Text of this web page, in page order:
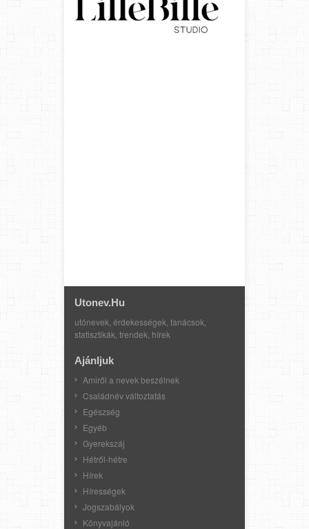
Utonev.hu
utónevek, érdekességek, tanácsok,
statisztikák, trendek, hírek
Ajánljuk
Amiről a nevek beszélnek
Családnév változtatás
Egészség
Egyéb
Gyerekszáj
Hétről-hétre
Hírek
Hírességek
Jogszabályok
Könyvajánló